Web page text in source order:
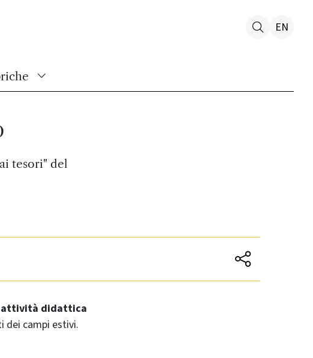
EN
tesori" del
attività didattica
dei campi estivi.